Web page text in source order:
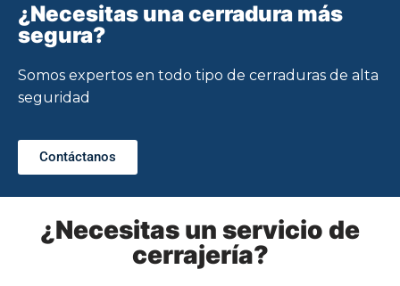
¿Necesitas una cerradura más
segura?
Somos expertos en todo tipo de cerraduras de alta
seguridad
Contáctanos
¿Necesitas un servicio de
cerrajería?